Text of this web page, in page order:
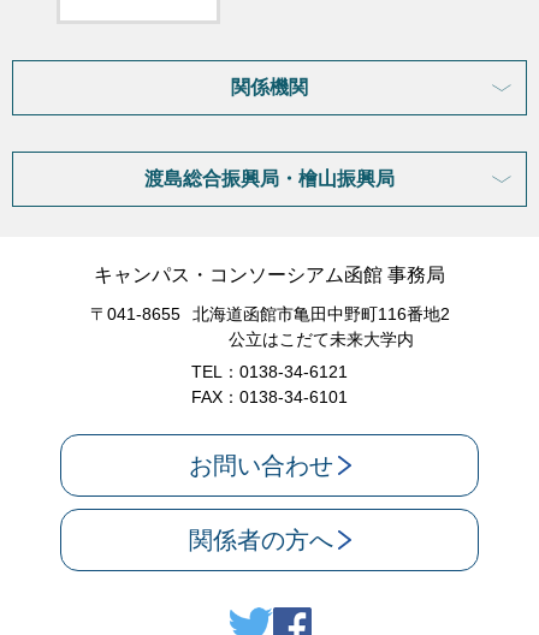
関係機関
渡島総合振興局・檜山振興局
キャンパス・コンソーシアム函館 事務局
〒041-8655
北海道函館市亀田中野町116番地2
公立はこだて未来大学内
TEL：0138-34-6121
FAX：0138-34-6101
お問い合わせ
関係者の方へ